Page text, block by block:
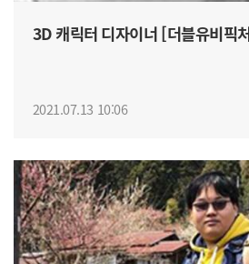
3D 캐릭터 디자이너 [더블유비픽
2021.07.13 10:06